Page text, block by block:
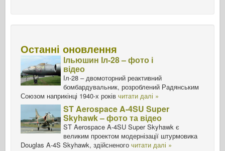
Останні оновлення
Ільюшин Іл-28 – фото і
відео
Іл-28 – двомоторний реактивний
бомбардувальник, розроблений Радянським
Союзом наприкінці 1940-х років читати далі »
ST Aerospace A-4SU Super
Skyhawk – фото та відео
ST Aerospace A-4SU Super Skyhawk є
великим проектом модернізації штурмовика
Douglas A-4S Skyhawk, здійсненого читати далі »